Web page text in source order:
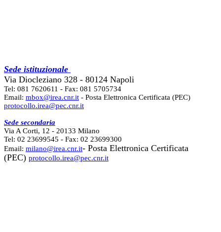
Sede istituzionale
Via Diocleziano 328 - 80124 Napoli
Tel: 081 7620611 - Fax: 081 5705734
Email: mbox@irea.cnr.it - Posta Elettronica Certificata (PEC)
protocollo.irea@pec.cnr.it
Sede secondaria
Via A Corti, 12 - 20133 Milano
Tel: 02 23699545 - Fax: 02 23699300
Email: milano@irea.cnr.it- Posta Elettronica Certificata
(PEC) protocollo.irea@pec.cnr.it